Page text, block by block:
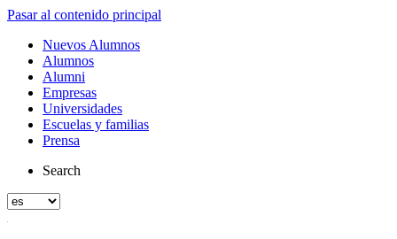
Pasar al contenido principal
Nuevos Alumnos
Alumnos
Alumni
Empresas
Universidades
Escuelas y familias
Prensa
Search